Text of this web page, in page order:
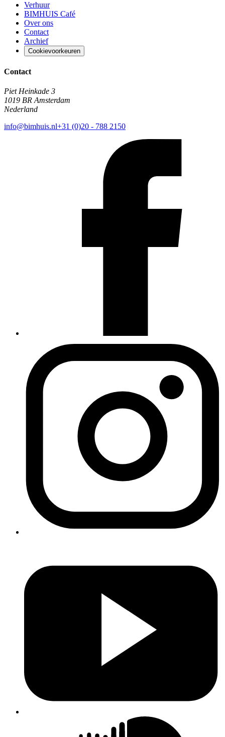
Verhuur
BIMHUIS Café
Over ons
Contact
Archief
Cookievoorkeuren
Contact
Piet Heinkade 3
1019 BR Amsterdam
Nederland
info@bimhuis.nl+31 (0)20 - 788 2150